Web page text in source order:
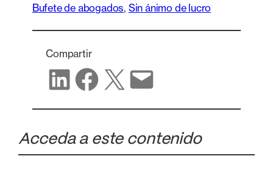
Bufete de abogados, Sin ánimo de lucro
Compartir
Compartir en LinkedIn Compartir en Facebook Compartir en X Compartir por correo electrónico
Acceda a este contenido